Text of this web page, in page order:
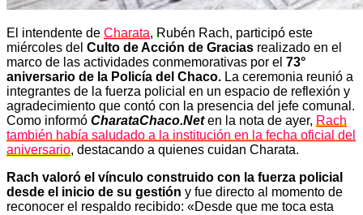
El intendente de Charata, Rubén Rach, participó este
miércoles del Culto de Acción de Gracias realizado en el
marco de las actividades conmemorativas por el 73°
aniversario de la Policía del Chaco. La ceremonia reunió a
integrantes de la fuerza policial en un espacio de reflexión y
agradecimiento que contó con la presencia del jefe comunal.
Como informó CharataChaco.Neten la nota de ayer, Rach
también había saludado a la institución en la fecha oficial del
aniversario, destacando a quienes cuidan Charata.
Rach valoró el vínculo construido con la fuerza policial
desde el inicio de su gestión y fue directo al momento de
reconocer el respaldo recibido: «Desde que me toca esta